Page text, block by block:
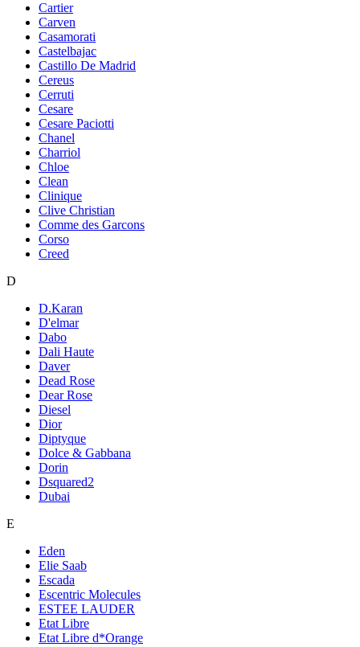
Cartier
Carven
Casamorati
Castelbajac
Castillo De Madrid
Cereus
Cerruti
Cesare
Cesare Paciotti
Chanel
Charriol
Chloe
Clean
Clinique
Clive Christian
Comme des Garcons
Corso
Creed
D
D.Karan
D'elmar
Dabo
Dali Haute
Daver
Dead Rose
Dear Rose
Diesel
Dior
Diptyque
Dolce & Gabbana
Dorin
Dsquared2
Dubai
E
Eden
Elie Saab
Escada
Escentric Molecules
ESTEE LAUDER
Etat Libre
Etat Libre d*Orange